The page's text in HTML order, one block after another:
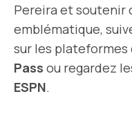
Pereira et soutenir
emblématique,
sur les plateformes
Pass ou regardez
ESPN.